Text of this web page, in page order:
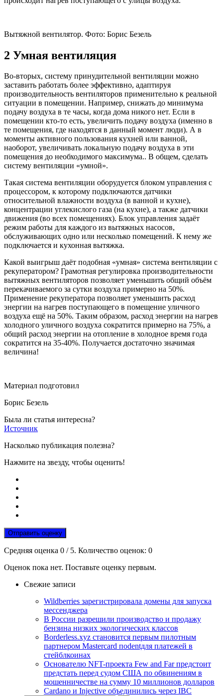
Вытяжной вентилятор. Фото: Борис Безель
2 Умная вентиляция
Во-вторых, систему принудительной вентиляции можно
заставить работать более эффективно, адаптируя
производительность вентиляторов применительно к реальной
ситуации в помещении. Например, снижать до минимума
подачу воздуха в те часы, когда дома никого нет. Если в
помещении кто-то есть, увеличить подачу воздуха (именно в
те помещения, где находятся в данный момент люди). А в
моменты активного пользования кухней или ванной,
наоборот, увеличивать локальную подачу воздуха в эти
помещения до необходимого максимума.. В общем, сделать
систему вентиляции «умной».
Такая система вентиляции оборудуется блоком управления с
процессором, к которому подключаются датчики
относительной влажности воздуха (в ванной и кухне),
концентрации углекислого газа (на кухне), а также датчики
движения (во всех помещениях). Блок управления задаёт
режим работы для каждого из вытяжных насосов,
обслуживающих одно или несколько помещений. К нему же
подключается и кухонная вытяжка.
Какой выигрыш даёт подобная «умная» система вентиляции с
рекуператором? Грамотная регулировка производительности
вытяжных вентиляторов позволяет уменьшить общий объём
перекачиваемого за сутки воздуха примерно на 50%.
Применение рекуператора позволяет уменьшить расход
энергии на нагрев поступающего в помещение уличного
воздуха ещё на 50%. Таким образом, расход энергии на нагрев
холодного уличного воздуха сократится примерно на 75%, а
общий расход энергии на отопление в холодное время года
сократится на 35-40%. Получается достаточно значимая
величина!
Материал подготовил
Борис Безель
Была ли статья интересна?
Источник
Насколько публикация полезна?
Нажмите на звезду, чтобы оценить!
Отправить оценку
Средняя оценка 0 / 5. Количество оценок: 0
Оценок пока нет. Поставьте оценку первым.
Свежие записи
Wildberries зарегистрировала домены для запуска
мессенджера
В России разрешили производство и продажу
бензина низких экологических классов
Borderless.xyz становится первым пилотным
партнером Mastercard поdentдля платежей в
стейблкоинах
Основателю NFT-проекта Few and Far предстоит
предстать перед судом США по обвинениям в
мошенничестве на сумму 10 миллионов долларов
Cardano и Injective объединились через IBC